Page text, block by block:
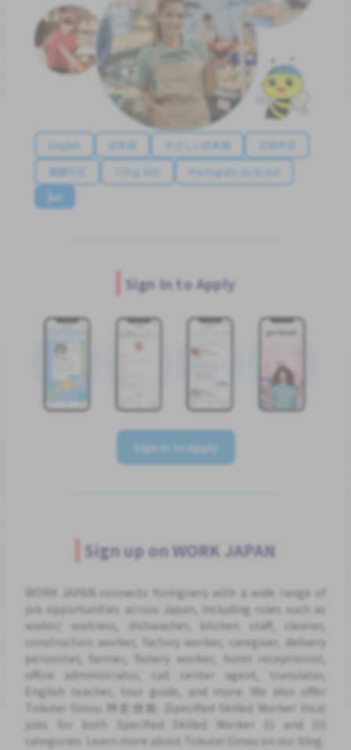
English 日本語 やさしい日本語
简体中文
繁體中文
Tiếng Việt
Português do Brasil
န်မာ
Sign In to Apply
Sign In to Apply
Sign up on WORK JAPAN
WORK JAPAN connects foreigners with a wide range of
job opportunities across Japan, including roles such as
waiter/ waitress, dishwasher, kitchen staff, cleaner,
construction worker, factory worker, caregiver, delivery
personnel, farmer, fishery worker, hotel receptionist,
office administrator, call center agent, translator,
English teacher, tour guide, and more. We also offer
Tokutei Ginou 特定技能 (Specified Skilled Worker Visa)
jobs for both Specified Skilled Worker (i) and (ii)
categories. Learn more about Tokutei Ginou on our blog.